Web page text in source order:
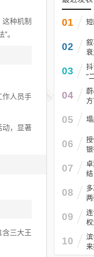
种机制
。
作人员手
动，显著
三大王
01
02
03
“
04
方
05
06
07
08
09
10